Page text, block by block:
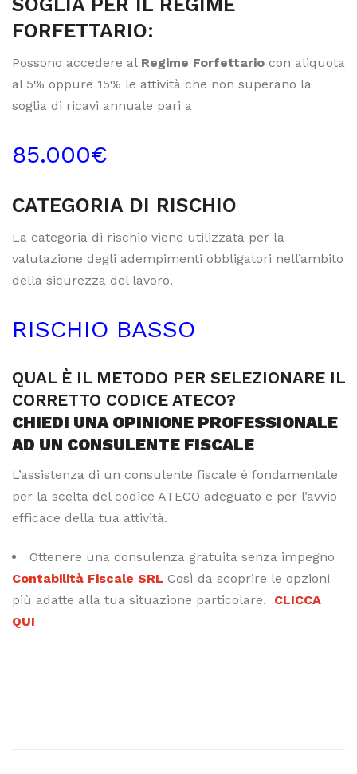
FORFETTARIO:
Possono accedere al Regime Forfettario con aliquota
al 5% oppure 15% le attività che non superano la
soglia di ricavi annuale pari a
85.000€
CATEGORIA DI RISCHIO
La categoria di rischio viene utilizzata per la
valutazione degli adempimenti obbligatori nell’ambito
della sicurezza del lavoro.
RISCHIO BASSO
QUAL È IL METODO PER SELEZIONARE IL
CORRETTO CODICE ATECO?
CHIEDI UNA OPINIONE PROFESSIONALE
AD UN CONSULENTE FISCALE
L’assistenza di un consulente fiscale è fondamentale
per la scelta del codice ATECO adeguato e per l’avvio
efficace della tua attività.
Ottenere una consulenza gratuita senza impegno
Contabilità Fiscale SRL Così da scoprire le opzioni
più adatte alla tua situazione particolare. CLICCA
QUI